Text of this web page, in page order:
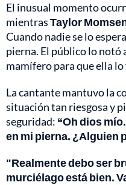
El inusual momento
mientrasTaylor
Cuando nadie se lo
pierna. El público lo notó
mamífero para que ella lo
La cantante mantuvo la
situación tan riesgosa y
seguridad: “Oh dios
en mi pierna. ¿Alguien
"Realmente debo ser
murciélago está bien.